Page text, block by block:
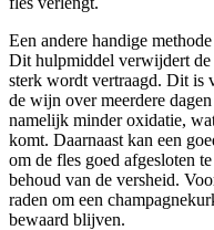
Een andere handige
Dit hulpmiddel verwijdert
sterk wordt vertraagd. Dit is
de wijn over meerdere
namelijk minder oxidatie,
komt. Daarnaast kan een
om de fles goed afgesloten
behoud van de versheid.
raden om een
bewaard blijven.